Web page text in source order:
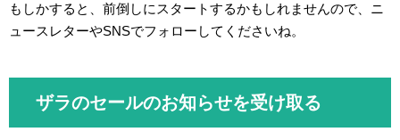
もしかすると、前倒しにスタートするかもしれませんので、ニ
ュースレターやSNSでフォローしてくださいね。
ザラのセールのお知らせを受け取る